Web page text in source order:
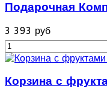
Подарочная
3 393 руб
Корзина с